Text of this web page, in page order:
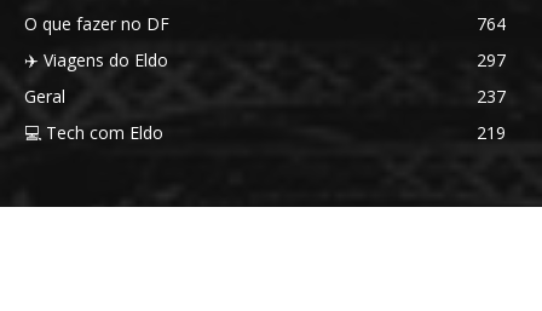
O que fazer no DF
764
✈️ Viagens do Eldo
297
Geral
237
💻 Tech com Eldo
219